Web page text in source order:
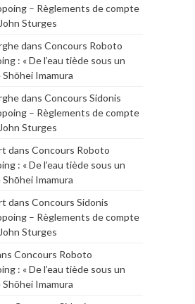
– Règlements de compte
Sturges
dans Concours Roboto
: « De l’eau tiède sous un
Imamura
dans Concours Sidonis
– Règlements de compte
Sturges
dans Concours Roboto
: « De l’eau tiède sous un
Imamura
dans Concours Sidonis
– Règlements de compte
Sturges
Concours Roboto
: « De l’eau tiède sous un
Imamura